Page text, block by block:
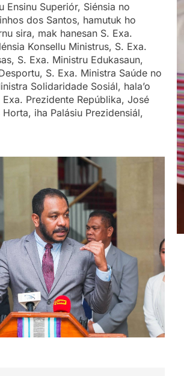
Ensinu Superiór, Siénsia no
dos Santos, hamutuk ho
sira, mak hanesan S. Exa.
Konsellu Ministrus, S. Exa.
S. Exa. Ministru Edukasaun,
S. Exa. Ministra Saúde no
Solidaridade Sosiál, hala’o
Prezidente Repúblika, José
Horta, iha Palásiu Prezidensiál,